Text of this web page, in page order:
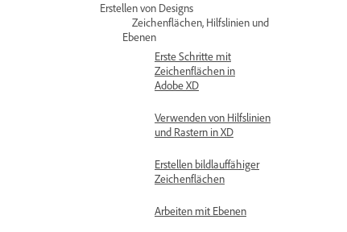
Erstellen von Designs
Zeichenflächen, Hilfslinien und
Ebenen
Erste Schritte mit
Zeichenflächen in
Adobe XD
Verwenden von Hilfslinien
und Rastern in XD
Erstellen bildlauffähiger
Zeichenflächen
Arbeiten mit Ebenen